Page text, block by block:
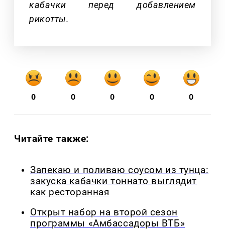
кабачки перед добавлением
рикотты.
0 0 0 0 0
Читайте также:
Запекаю и поливаю соусом из тунца:
закуска кабачки тоннато выглядит
как ресторанная
Открыт набор на второй сезон
программы «Амбассадоры ВТБ»